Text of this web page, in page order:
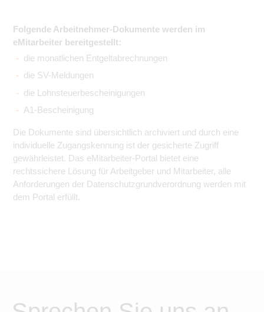
Folgende Arbeitnehmer-Dokumente werden im
eMitarbeiter bereitgestellt:
die monatlichen Entgeltabrechnungen
die SV-Meldungen
die Lohnsteuerbescheinigungen
A1-Bescheinigung
Die Dokumente sind übersichtlich archiviert und durch eine
individuelle Zugangskennung ist der gesicherte Zugriff
gewährleistet. Das eMitarbeiter-Portal bietet eine
rechtssichere Lösung für Arbeitgeber und Mitarbeiter, alle
Anforderungen der Datenschutzgrundverordnung werden mit
dem Portal erfüllt.